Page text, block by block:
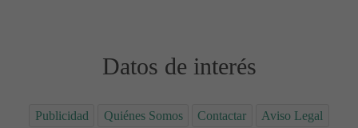
Datos de interés
Publicidad Quiénes Somos Contactar Aviso Legal